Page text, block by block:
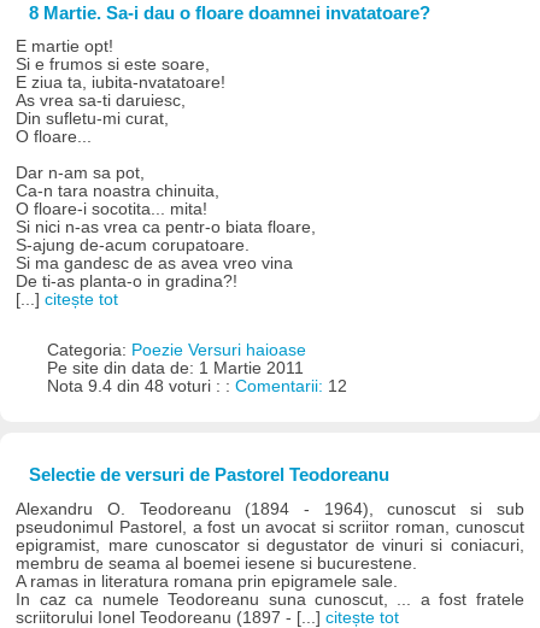
8 Martie. Sa-i dau o floare doamnei invatatoare?
E martie opt!
Si e frumos si este soare,
E ziua ta, iubita-nvatatoare!
As vrea sa-ti daruiesc,
Din sufletu-mi curat,
O floare...
Dar n-am sa pot,
Ca-n tara noastra chinuita,
O floare-i socotita... mita!
Si nici n-as vrea ca pentr-o biata floare,
S-ajung de-acum corupatoare.
Si ma gandesc de as avea vreo vina
De ti-as planta-o in gradina?!
[...]citește tot
Categoria: Poezie Versuri haioase
Pe site din data de: 1 Martie 2011
Nota 9.4 din 48 voturi : : Comentarii: 12
Selectie de versuri de Pastorel Teodoreanu
Alexandru O. Teodoreanu (1894 - 1964), cunoscut si sub
pseudonimul Pastorel, a fost un avocat si scriitor roman, cunoscut
epigramist, mare cunoscator si degustator de vinuri si coniacuri,
membru de seama al boemei iesene si bucurestene.
A ramas in literatura romana prin epigramele sale.
In caz ca numele Teodoreanu suna cunoscut, ... a fost fratele
scriitorului Ionel Teodoreanu (1897 - [...]citește tot